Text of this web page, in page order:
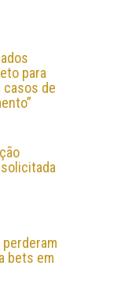
para
casos de
bets em